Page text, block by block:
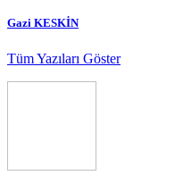
Gazi KESKİN
Tüm Yazıları Göster